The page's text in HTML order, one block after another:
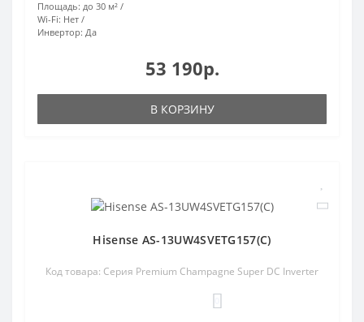
Площадь: до 30 м²
Wi-Fi: Нет
Инвертор: Да
53 190р.
В КОРЗИНУ
Hisense AS-13UW4SVETG157(C)
Код товара: Серия Premium Champagne Super DC Inverter